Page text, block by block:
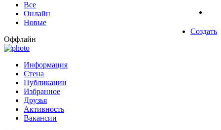
Все
Онлайн
Новые
Создать
Оффлайн
Информация
Стена
Публикации
Избранное
Друзья
Активность
Вакансии